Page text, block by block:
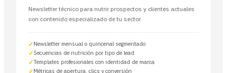
Newsletter técnico para nutrir prospectos y clientes actuales
con contenido especializado de tu sector.
Newsletter mensual o quincenal segmentado
Secuencias de nutrición por tipo de lead
Templates profesionales con identidad de marca
Métricas de apertura, clics y conversión